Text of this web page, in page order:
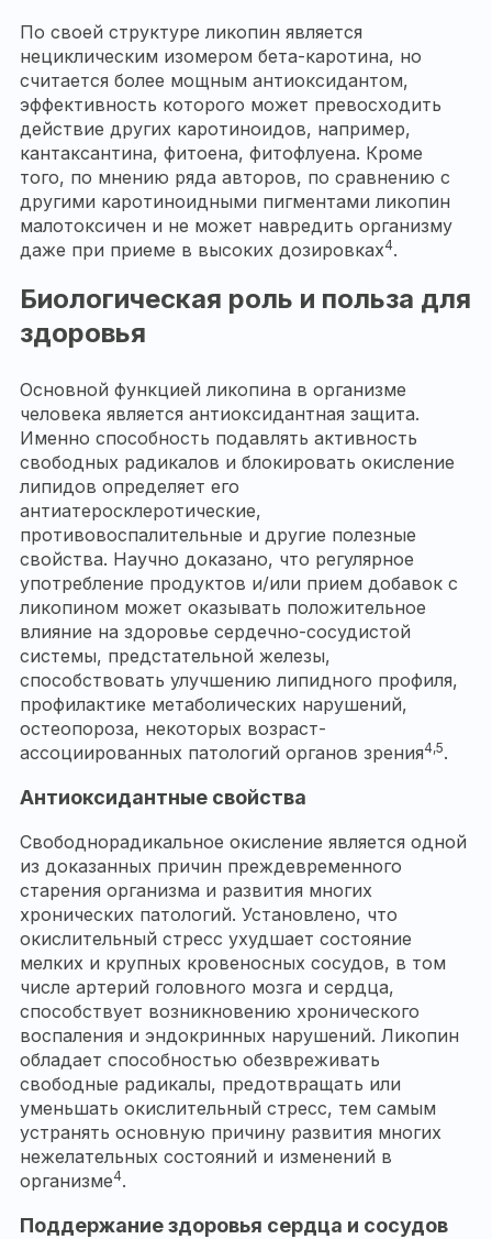
По своей структуре ликопин является
нециклическим изомером бета-каротина, но
считается более мощным антиоксидантом,
эффективность которого может превосходить
действие других каротиноидов, например,
кантаксантина, фитоена, фитофлуена. Кроме
того, по мнению ряда авторов, по сравнению с
другими каротиноидными пигментами ликопин
малотоксичен и не может навредить организму
даже при приеме в высоких дозировках4.
Биологическая роль и польза для
здоровья
Основной функцией ликопина в организме
человека является антиоксидантная защита.
Именно способность подавлять активность
свободных радикалов и блокировать окисление
липидов определяет его
антиатеросклеротические,
противовоспалительные и другие полезные
свойства. Научно доказано, что регулярное
употребление продуктов и/или прием добавок с
ликопином может оказывать положительное
влияние на здоровье сердечно-сосудистой
системы, предстательной железы,
способствовать улучшению липидного профиля,
профилактике метаболических нарушений,
остеопороза, некоторых возраст-
ассоциированных патологий органов зрения4,5.
Антиоксидантные свойства
Свободнорадикальное окисление является одной
из доказанных причин преждевременного
старения организма и развития многих
хронических патологий. Установлено, что
окислительный стресс ухудшает состояние
мелких и крупных кровеносных сосудов, в том
числе артерий головного мозга и сердца,
способствует возникновению хронического
воспаления и эндокринных нарушений. Ликопин
обладает способностью обезвреживать
свободные радикалы, предотвращать или
уменьшать окислительный стресс, тем самым
устранять основную причину развития многих
нежелательных состояний и изменений в
организме4.
Поддержание здоровья сердца и сосудов